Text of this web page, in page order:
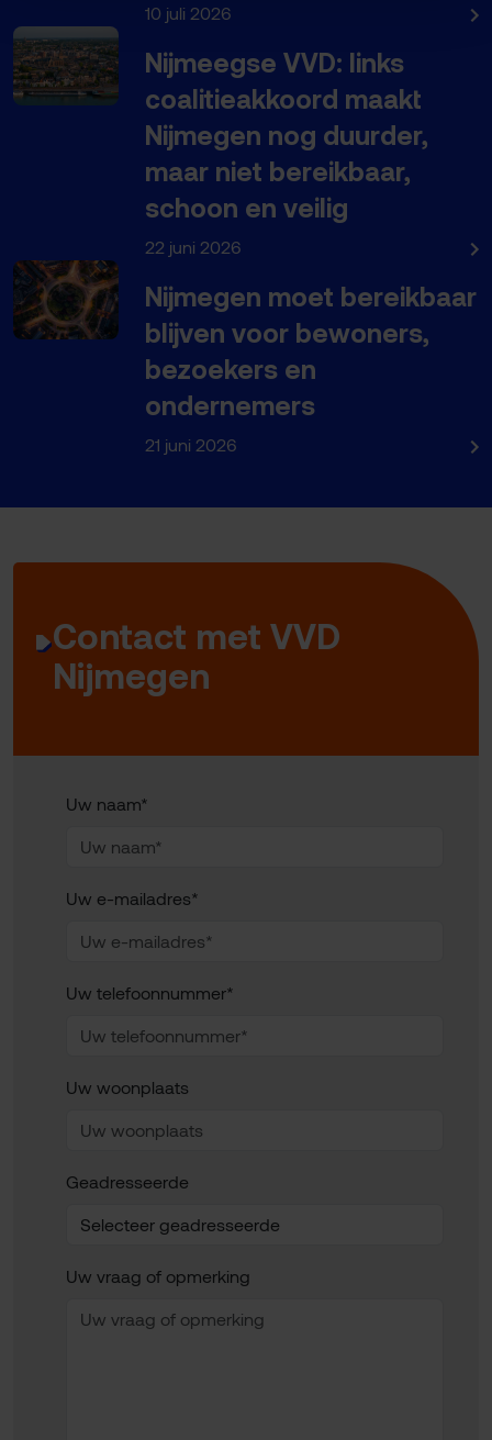
10 juli 2026
Nijmeegse VVD: links
coalitieakkoord maakt
Nijmegen nog duurder,
maar niet bereikbaar,
schoon en veilig
22 juni 2026
Nijmegen moet bereikbaar
blijven voor bewoners,
bezoekers en
ondernemers
21 juni 2026
Contact met VVD
Nijmegen
Uw naam*
Uw e-mailadres*
Uw telefoonnummer*
Uw woonplaats
Geadresseerde
Uw vraag of opmerking